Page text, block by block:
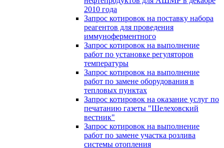
2010 года
Запрос котировок на поставку набора
реагентов для проведения
иммуноферментного
Запрос котировок на выполнение
работ по установке регуляторов
температуры
Запрос котировок на выполнение
работ по замене оборудования в
тепловых пунктах
Запрос котировок на оказание услуг по
печатанию газеты "Шелеховский
вестник"
Запрос котировок на выполнение
работ по замене участка розлива
системы отопления